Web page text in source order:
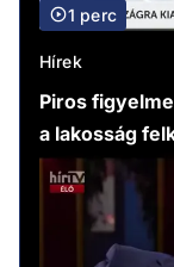
1 perc
Hírek
Piros
a lakosság